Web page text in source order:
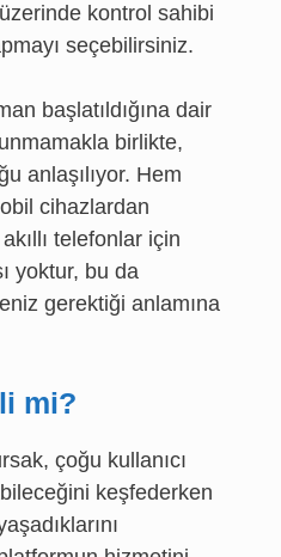
kontrol sahibi
seçebilirsiniz.
başlatıldığına dair
birlikte,
anlaşılıyor. Hem
cihazlardan
telefonlar için
yoktur, bu da
gerektiği anlamına
mi?
çoğu kullanıcı
keşfederken